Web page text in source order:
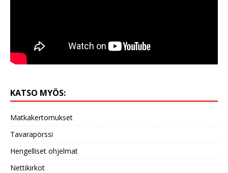
KATSO MYÖS:
Matkakertomukset
Tavarapörssi
Hengelliset ohjelmat
Nettikirkot